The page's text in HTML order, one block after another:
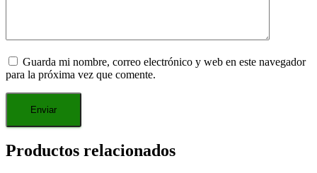
Guarda mi nombre, correo electrónico y web en este navegador
para la próxima vez que comente.
Productos relacionados